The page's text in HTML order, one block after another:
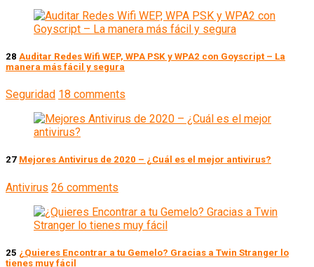
28 Auditar Redes Wifi WEP, WPA PSK y WPA2 con Goyscript – La
manera más fácil y segura
Seguridad 18 comments
27 Mejores Antivirus de 2020 – ¿Cuál es el mejor antivirus?
Antivirus 26 comments
25 ¿Quieres Encontrar a tu Gemelo? Gracias a Twin Stranger lo
tienes muy fácil